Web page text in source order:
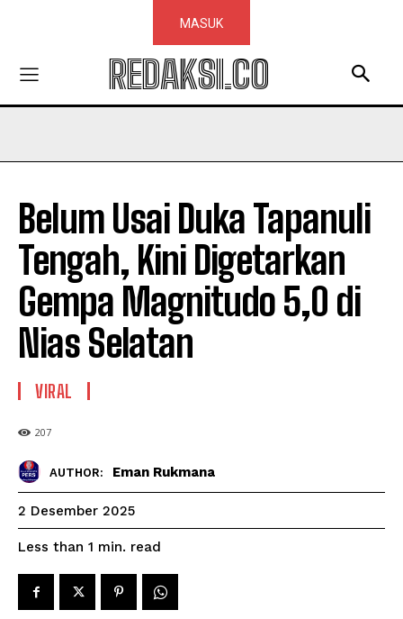
MASUK
REDAKSI.CO
Belum Usai Duka Tapanuli
Tengah, Kini Digetarkan
Gempa Magnitudo 5,0 di
Nias Selatan
VIRAL
207
AUTHOR: Eman Rukmana
2 Desember 2025
Less than 1 min. read